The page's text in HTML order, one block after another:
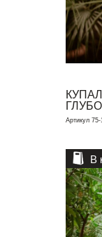
Артикул 75-
В